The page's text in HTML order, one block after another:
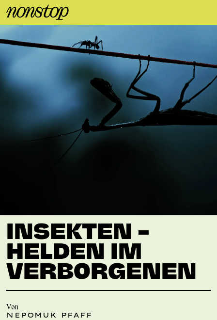
INSEKTEN –
HELDEN IM
VERBORGENEN
Von
NEPOMUK PFAFF